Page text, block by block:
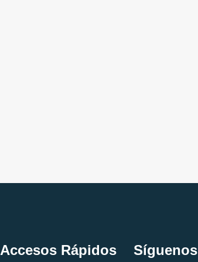
Accesos Rápidos